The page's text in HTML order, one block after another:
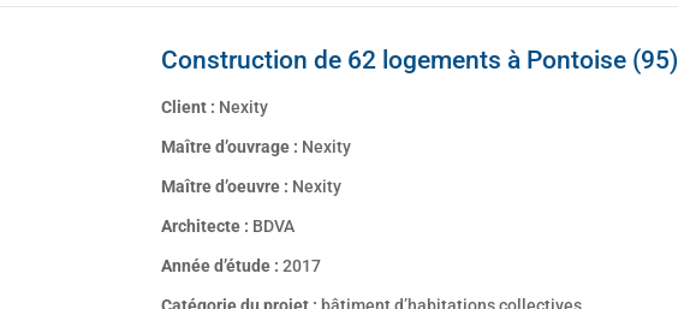
Construction de 62 logements à Pontoise (95)
Client : Nexity
Maître d’ouvrage : Nexity
Maître d’oeuvre : Nexity
Architecte : BDVA
Année d’étude : 2017